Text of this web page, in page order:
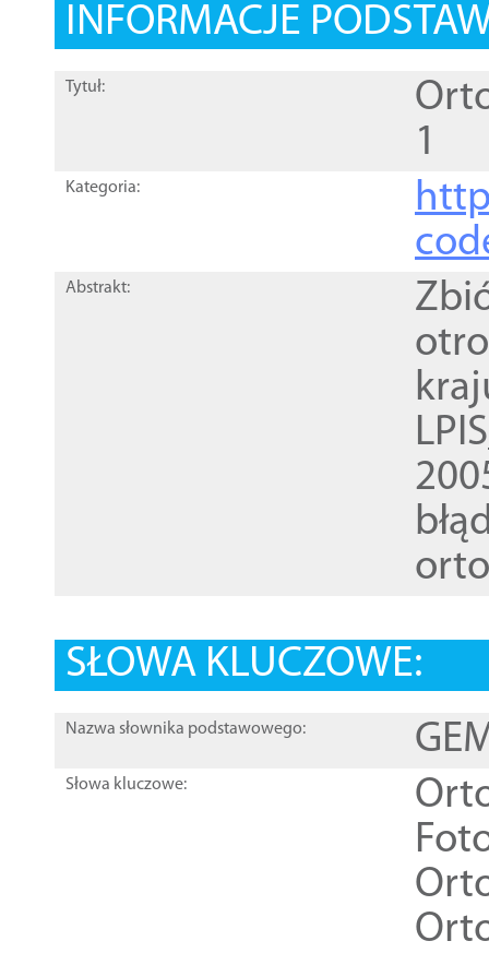
INFORMACJE
Tytuł:
1
Kategoria:
Abstrakt:
SŁOWA KLUCZOWE:
Nazwa słownika podstawowego:
Słowa kluczowe: